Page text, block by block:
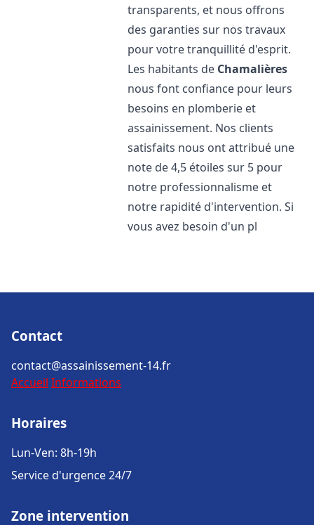
transparents, et nous offrons
des garanties sur nos travaux
pour votre tranquillité d'esprit.
Les habitants de Chamalières
nous font confiance pour leurs
besoins en plomberie et
assainissement. Nos clients
satisfaits nous ont attribué une
note de 4,5 étoiles sur 5 pour
notre professionnalisme et
notre rapidité d'intervention. Si
vous avez besoin d'un pl
Contact
contact@assainissement-14.fr
Accueil Informations
Horaires
Lun-Ven: 8h-19h
Service d'urgence 24/7
Zone intervention